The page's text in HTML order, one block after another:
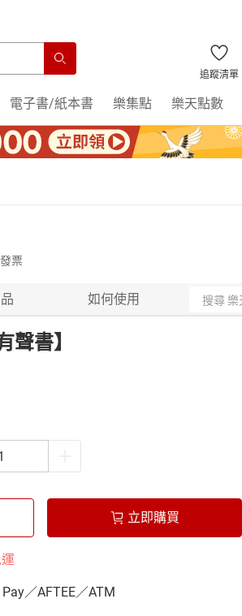
追蹤清單
電子書/紙本書 樂集點 樂天點數
票
如何使用
聲書】
立即購買
／AFTEE／ATM